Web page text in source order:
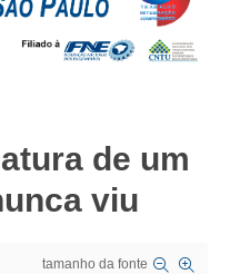
de um
viu
tamanho da fonte